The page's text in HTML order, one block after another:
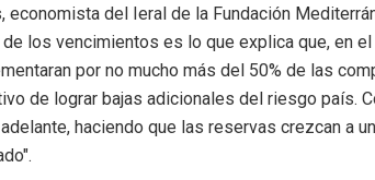
economista del Ieral de la Fundación
de los vencimientos es lo que explica que, en
por no mucho más del 50% de las
de lograr bajas adicionales del riesgo país.
haciendo que las reservas crezcan a